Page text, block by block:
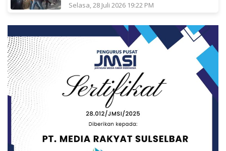
Selasa, 28 Juli 2026 19:22 PM